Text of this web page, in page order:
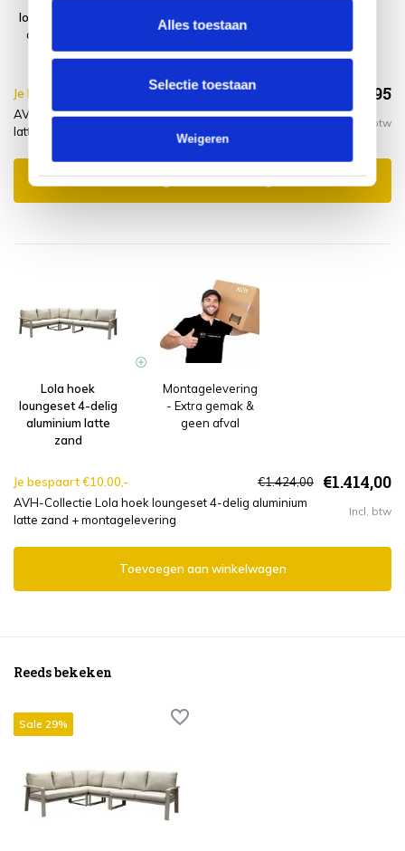
Alles toestaan
Selectie toestaan
Weigeren
loungeset 4-delig
aluminium latte
zand
AeroCover
Loungesethoes
300x250xH70
Je bespaart €5.00,- €1.303,95
AVH-Collectie Lola hoek loungeset 4-delig aluminium
latte zand + hoes
Incl. btw
Toevoegen aan winkelwagen
Lola hoek
loungeset 4-delig
aluminium latte
zand
Montagelevering
- Extra gemak &
geen afval
Je bespaart €10.00,- €1.424,00 €1.414,00
AVH-Collectie Lola hoek loungeset 4-delig aluminium
latte zand + montagelevering
Incl. btw
Toevoegen aan winkelwagen
Reeds bekeken
Sale 29%